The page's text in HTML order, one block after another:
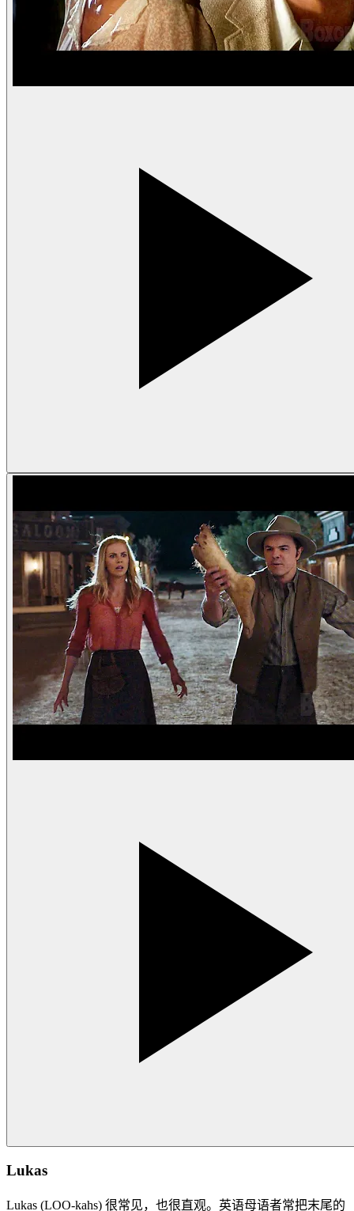
Lukas
Lukas (LOO-kahs) 很常见，也很直观。英语母语者常把末尾的